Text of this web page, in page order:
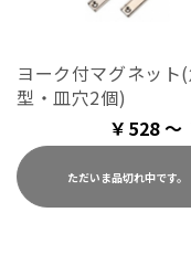
ヨーク付マグネット(
型・皿穴2個)
￥528 ～
ただいま品切れ中です。